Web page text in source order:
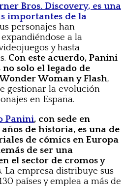
Bros. Discovery, es una
importantes de la
personajes han
a la
y hasta
Con este acuerdo, Panini
solo el legado de
Woman y Flash,
gestionar la evolución
en España.
Panini, con sede en
de historia, es una de
de cómics en Europa
de ser una
el sector de cromos y
. La empresa distribuye sus
países y emplea a más de